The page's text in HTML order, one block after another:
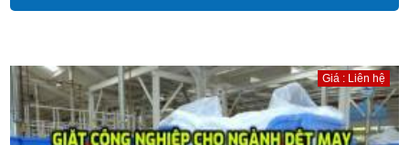
Giá : Liên hệ